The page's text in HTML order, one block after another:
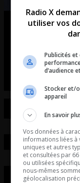
Ouellet en
Ouellet en direct
Radio X
utiliser vos
Publicités
d’audience
Stocker et/
appareil
En savoir
Vos données à
informations liées
uniques et autres
et consultées par
ou utilisées
nous-mêmes
géolocalisation